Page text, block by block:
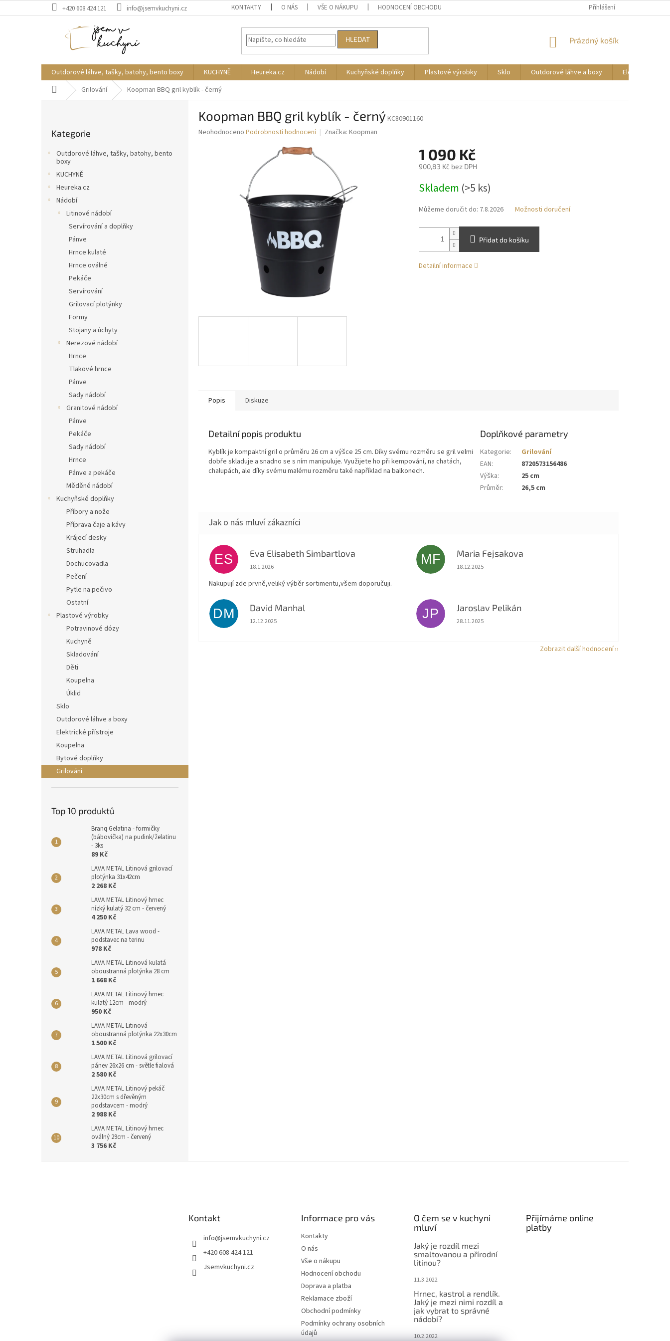
na
+420 608 424 121 info@jsemvkuchyni.cz KONTAKTY O NÁS VŠE O NÁKUPU HODNOCENÍ OBCHODU OBCHODNÍ PODMÍNKY
Přihlášení
HLEDAT
NÁKUPNÍ
Prázdný košík
Outdorové láhve, tašky, batohy, bento boxy KUCHYNĚ Heureka.cz Nádobí Kuchyňské doplňky Plastové výrobky Sklo Outdorové láhve a boxy
Elektrické
Domů Grilování Koopman BBQ gril kyblík - černý
kategorie
Kategorie
Outdorové láhve, tašky, batohy, bento
boxy
KUCHYNĚ
Heureka.cz
Nádobí
Litinové nádobí
Servírování a doplňky
Pánve
Hrnce kulaté
Hrnce oválné
Pekáče
Servírování
Grilovací plotýnky
Formy
Stojany a úchyty
Nerezové nádobí
Hrnce
Tlakové hrnce
Pánve
Sady nádobí
Granitové nádobí
Pánve
Pekáče
Sady nádobí
Hrnce
Pánve a pekáče
Měděné nádobí
Kuchyňské doplňky
Příbory a nože
Příprava čaje a kávy
Krájecí desky
Struhadla
Dochucovadla
Pečení
Pytle na pečivo
Ostatní
Plastové výrobky
Potravinové dózy
Kuchyně
Skladování
Děti
Koupelna
Úklid
Sklo
Outdorové láhve a boxy
Elektrické přístroje
Koupelna
Bytové doplňky
Grilování
Top 10 produktů
Branq Gelatina - formičky
(bábovička) na pudink/želatinu
- 3ks
89 Kč
LAVA METAL Litinová grilovací
plotýnka 31x42cm
2 268 Kč
LAVA METAL Litinový hrnec
nízký kulatý 32 cm - červený
4 250 Kč
LAVA METAL Lava wood -
podstavec na terinu
978 Kč
LAVA METAL Litinová kulatá
oboustranná plotýnka 28 cm
1 668 Kč
LAVA METAL Litinový hrnec
kulatý 12cm - modrý
950 Kč
LAVA METAL Litinová
oboustranná plotýnka 22x30cm
1 500 Kč
LAVA METAL Litinová grilovací
pánev 26x26 cm - světle fialová
2 580 Kč
LAVA METAL Litinový pekáč
22x30cm s dřevěným
podstavcem - modrý
2 988 Kč
LAVA METAL Litinový hrnec
oválný 29cm - červený
3 756 Kč
Koopman BBQ gril kyblík - černý KC80901160
Průměrné
Neohodnoceno Podrobnosti hodnocení Značka: Koopman
1 090 Kč
900,83 Kč bez DPH
cena:
Skladem (>5 ks)
Můžeme doručit do: 7.8.2026 Možnosti doručení
Přidat do košíku
Detailní informace
Popis Diskuze
Detailní popis produktu
Kyblík je kompaktní gril o průměru 26 cm a výšce 25 cm. Díky svému rozměru se gril velmi
dobře skladuje a snadno se s ním manipuluje. Využijete ho při kempování, na chatách,
chalupách, ale díky svému malému rozměru také například na balkonech.
Doplňkové parametry
Kategorie:
Grilování
EAN:
8720573156486
Výška:
25 cm
Průměr: 26,5 cm
ES Eva Elisabeth Simbartlova
Hodnocení obchodu je 5 z 5 hvězdiček.
18.1.2026
Nakupují zde prvně,veliký výběr sortimentu,všem doporučuji.
MF Maria Fejsakova
Hodnocení obchodu je 5 z 5 hvězdiček.
18.12.2025
DM David Manhal
Hodnocení obchodu je 5 z 5 hvězdiček.
12.12.2025
JP Jaroslav Pelikán
Hodnocení obchodu je 5 z 5 hvězdiček.
28.11.2025
Zobrazit další hodnocení
Kontakt
info@jsemvkuchyni.cz
+420 608 424 121
Jsemvkuchyni.cz
Informace pro vás
Kontakty
O nás
Vše o nákupu
Hodnocení obchodu
Doprava a platba
Reklamace zboží
Obchodní podmínky
Podmínky ochrany osobních
údajů
O čem se v kuchyni
mluví
Jaký je rozdíl mezi
smaltovanou a přírodní
litinou?
11.3.2022
Hrnec, kastrol a rendlík.
Jaký je mezi nimi rozdíl a
jak vybrat to správné
nádobí?
10.2.2022
Přijímáme online
platby